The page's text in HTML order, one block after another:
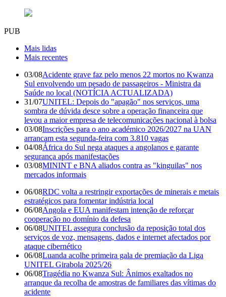
PUB
Mais lidas
Mais recentes
03/08Acidente grave faz pelo menos 22 mortos no Kwanza
Sul envolvendo um pesado de passageiros - Ministra da
Saúde no local (NOTÍCIA ACTUALIZADA)
31/07UNITEL: Depois do "apagão" nos serviços, uma
sombra de dúvida desce sobre a operação financeira que
levou a maior empresa de telecomunicações nacional à bolsa
03/08Inscrições para o ano académico 2026/2027 na UAN
arrancam esta segunda-feira com 3.810 vagas
04/08África do Sul nega ataques a angolanos e garante
segurança após manifestações
03/08MININT e BNA aliados contra as "kinguilas" nos
mercados informais
06/08RDC volta a restringir exportações de minerais e metais
estratégicos para fomentar indústria local
06/08Angola e EUA manifestam intenção de reforçar
cooperação no domínio da defesa
06/08UNITEL assegura conclusão da reposição total dos
serviços de voz, mensagens, dados e internet afectados por
ataque cibernético
06/08Luanda acolhe primeira gala de premiação da Liga
UNITEL Girabola 2025/26
06/08Tragédia no Kwanza Sul: Ânimos exaltados no
arranque da recolha de amostras de familiares das vítimas do
acidente